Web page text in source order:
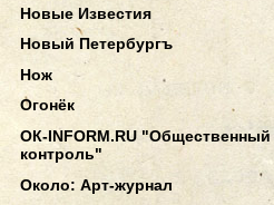
Новые Известия
Новый Петербургъ
Нож
Огонёк
ОК-INFORM.RU "Общественный
контроль"
Около: Арт-журнал